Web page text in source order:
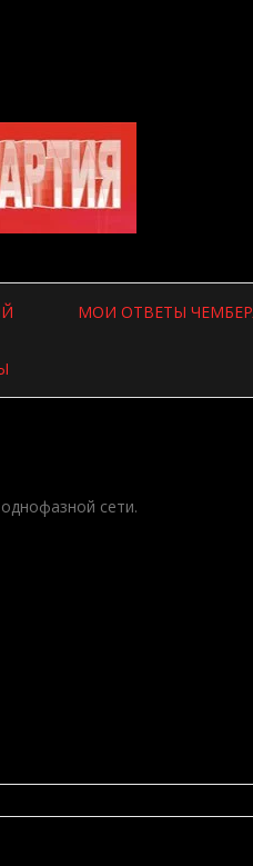
МОИ ОТВЕТЫ
сети.